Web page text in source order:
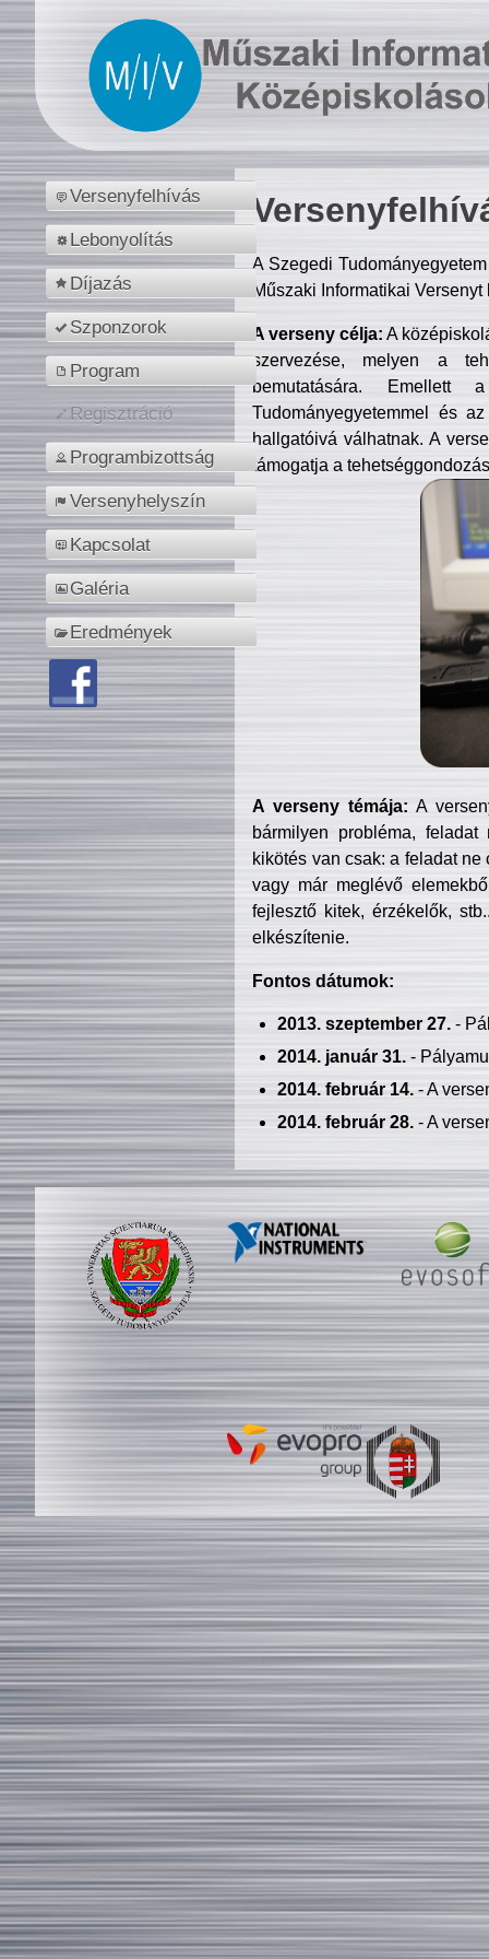
Versenyfelhívás
Lebonyolítás
Díjazás
Szponzorok
Program
Regisztráció
Programbizottság
Versenyhelyszín
Kapcsolat
Galéria
Eredmények
A Szegedi
Műszaki Informatikai
A verseny célja: A
szervezése, melyen a
bemutatására. Emellett
Tudományegyetemmel és
hallgatóivá válhatnak. A
támogatja a
A verseny témája: A
bármilyen probléma, feladat
kikötés van csak: a feladat
vagy már meglévő
fejlesztő kitek, érzékelők,
elkészítenie.
Fontos dátumok:
2013. szeptember 27.-
2014. január 31.-
2014. február 14.- A
2014. február 28.- A